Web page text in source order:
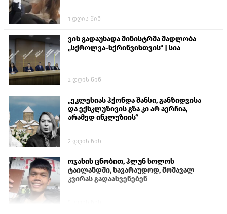
1 დღის წინ
ვის გადაუხადა მინისტრმა მადლობა
„სქროლვა-სქრინვისთვის“ | სია
2 დღის წინ
„ეკლესიას ჰქონდა შანსი, განზიდვისა
და ექსკლუზივის გზა კი არ აერჩია,
არამედ ინკლუზიის“
2 დღის წინ
ოჯახის ცნობით, ჰლუნ სოლოს
ტაილანდში, სავარაუდოდ, მომავალ
კვირას გადაასვენებენ